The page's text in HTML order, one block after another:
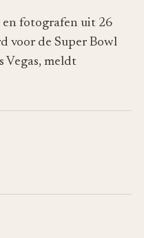
fotografen uit 26
voor de Super Bowl
Vegas, meldt